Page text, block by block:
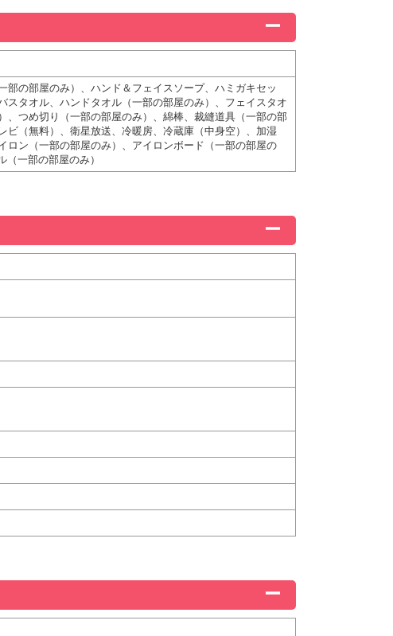
の部屋のみ）、ハンド＆フェイスソープ、ハミガキセッ
スタオル、ハンドタオル（一部の部屋のみ）、フェイスタオ
、つめ切り（一部の部屋のみ）、綿棒、裁縫道具（一部の部
（無料）、衛星放送、冷暖房、冷蔵庫（中身空）、加湿
ン（一部の部屋のみ）、アイロンボード（一部の部屋の
一部の部屋のみ）